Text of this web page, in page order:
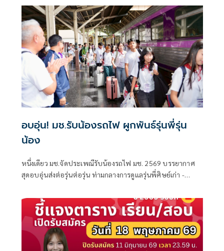
มหาวิทยาลัยเชียงใหม่ (ERDI-CMU) ด้วยแนวคิด “ขยะเป็น
พลังงาน” (Waste to Energy)
อบอุ่น! มช.รับน้องรถไฟ ผูกพันธ์รุ่นพี่รุ่น
น้อง
หนึ่งเดียว มช.จัดประเพณีรับน้องรถไฟ มช. 2569 บรรยากาศ
สุดอบอุ่นส่งต่อรุ่นต่อรุ่น ท่ามกลางการดูแลรุ่นพี่ศิษย์เก่า -